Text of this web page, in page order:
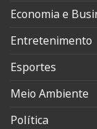
Economia e
Entretenimento
Esportes
Meio Ambiente
Política